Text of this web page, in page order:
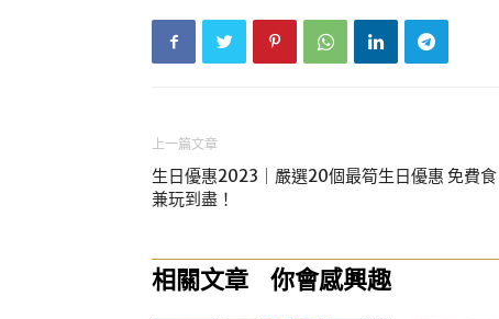
上一篇文章
生日優惠2023｜嚴選20個最筍生日優惠 免費食
兼玩到盡！
相關文章 你會感興趣